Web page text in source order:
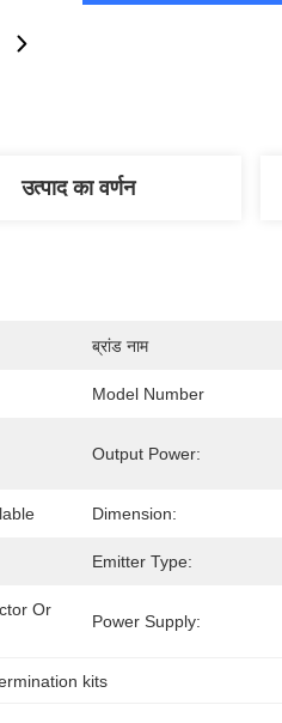
उत्पाद का वर्णन
ब्रांड नाम
Model Number
Output Power:
Dimension:
Emitter Type:
Or
Power Supply:
kits